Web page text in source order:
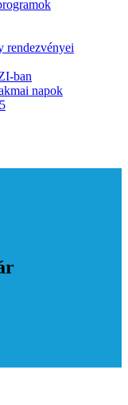
rendezvényei
ban
napok